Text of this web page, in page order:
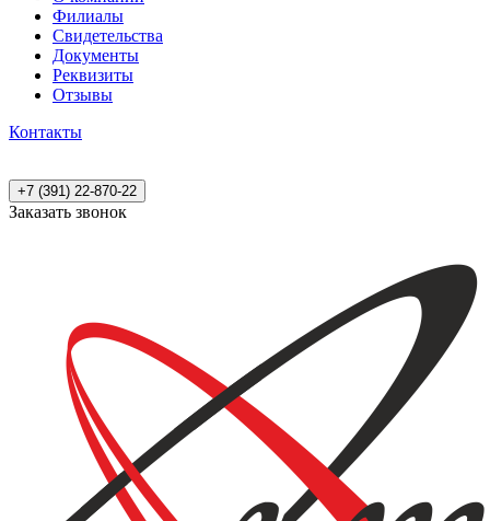
Филиалы
Свидетельства
Документы
Реквизиты
Отзывы
Контакты
+7 (391) 22-870-22
Заказать звонок